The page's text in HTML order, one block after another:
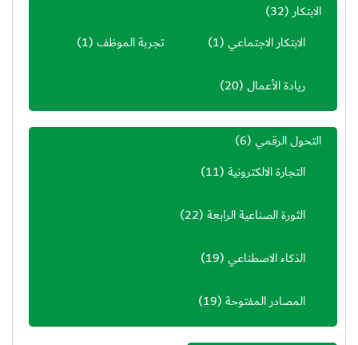
الابتكار(32)
الابتكار الاجتماعي(1) تجربة الموظف(1)
ريادة الأعمال(20)
التحول الرقمي(6)
التجارة الالكترونية(11)
الثورة الصناعية الرابعة(22)
الذكاء الاصطناعي(19)
المصادر المفتوحة(19)